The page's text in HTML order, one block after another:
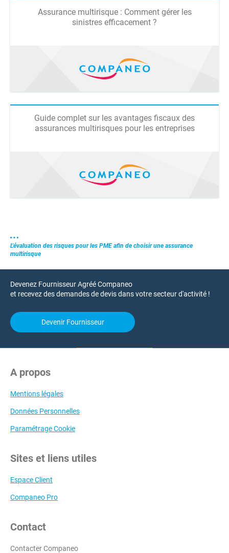
Assurance multirisque : Comment gérer les
sinistres efficacement ?
Guide complet sur les avantages fiscaux des
assurances multirisques pour les entreprises
L'évaluation des risques pour les PME afin de choisir une assurance
multirisque
Devenez Fournisseur Agréé Companeo
et recevez des demandes de devis dans votre secteur d'activité !
Devenir Fournisseur
A propos
Mentions légales
Données Personnelles
Paramétrage Cookie
Sites et liens utiles
Espace Client
Companeo Pro
Contact
Contacter Companeo